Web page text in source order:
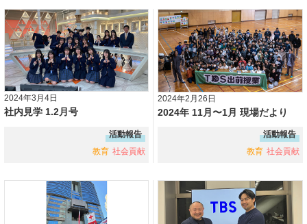
2024年3月4日
社内見学 1.2月号
活動報告
教育 社会貢献
2024年2月26日
2024年 11月〜1月 現場だより
活動報告
教育 社会貢献